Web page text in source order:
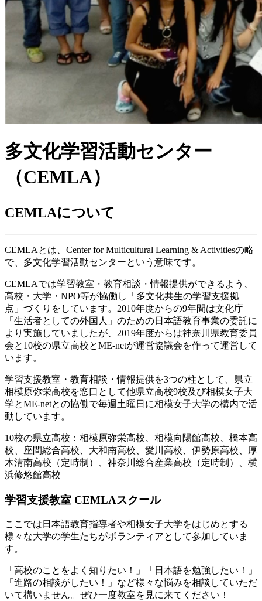
多文化学習活動センター
（CEMLA）
CEMLAについて
CEMLAとは、Center for Multicultural Learning & Activitiesの略
で、多文化学習活動センターという意味です。
CEMLAでは学習教室・教育相談・情報提供ができるよう、
高校・大学・NPO等が協働し「多文化共生の学習支援拠
点」づくりをしています。2010年度からの9年間は文化庁
「生活者としての外国人」のための日本語教育事業の委託に
より実施していましたが、2019年度からは神奈川県教育委員
会と10校の県立高校とME-netが運営協議会を作って運営して
います。
学習支援教室・教育相談・情報提供を3つの柱として、県立
相模原弥栄高校を窓口として他県立高校9校及び相模女子大
学とME-netとの協働で毎週土曜日に相模女子大学の構内で活
動しています。
10校の県立高校： 相模原弥栄高校、相模向陽館高校、橋本高
校、座間総合高校、大和南高校、愛川高校、伊勢原高校、厚
木清南高校（定時制）、神奈川総合産業高校（定時制）、横
浜修悠館高校
学習支援教室 CEMLAスクール
ここでは日本語教育指導者や相模女子大学をはじめとする
様々な大学の学生たちがボランティアとして参加していま
す。
「高校のことをよく知りたい！」「日本語を勉強したい！」
「進路の相談がしたい！」など様々な悩みを相談していただ
いて構いません。ぜひ一度教室を見に来てください！